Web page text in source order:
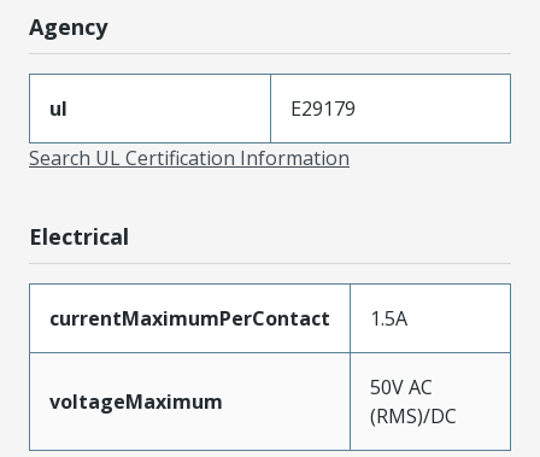
Agency
ul
E29179
Search UL Certification Information
Electrical
currentMaximumPerContact 1.5A
voltageMaximum
50V AC
(RMS)/DC